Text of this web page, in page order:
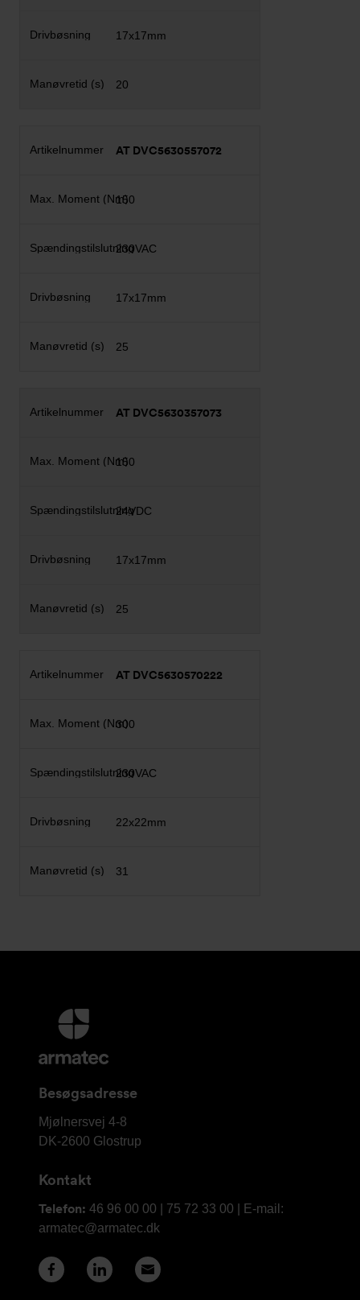
17x17mm
20
AT DVC5630557072
150
230VAC
17x17mm
25
AT DVC5630357073
150
24VDC
17x17mm
25
AT DVC5630570222
300
230VAC
22x22mm
31
Yderligere
information
og
Besøgsadresse
Armatec
A/S
Mjølnersvej 4-8
DK-2600 Glostrup
Kontakt
Telefon: 46 96 00 00 | 75 72 33 00 | E-mail:
armatec@armatec.dk